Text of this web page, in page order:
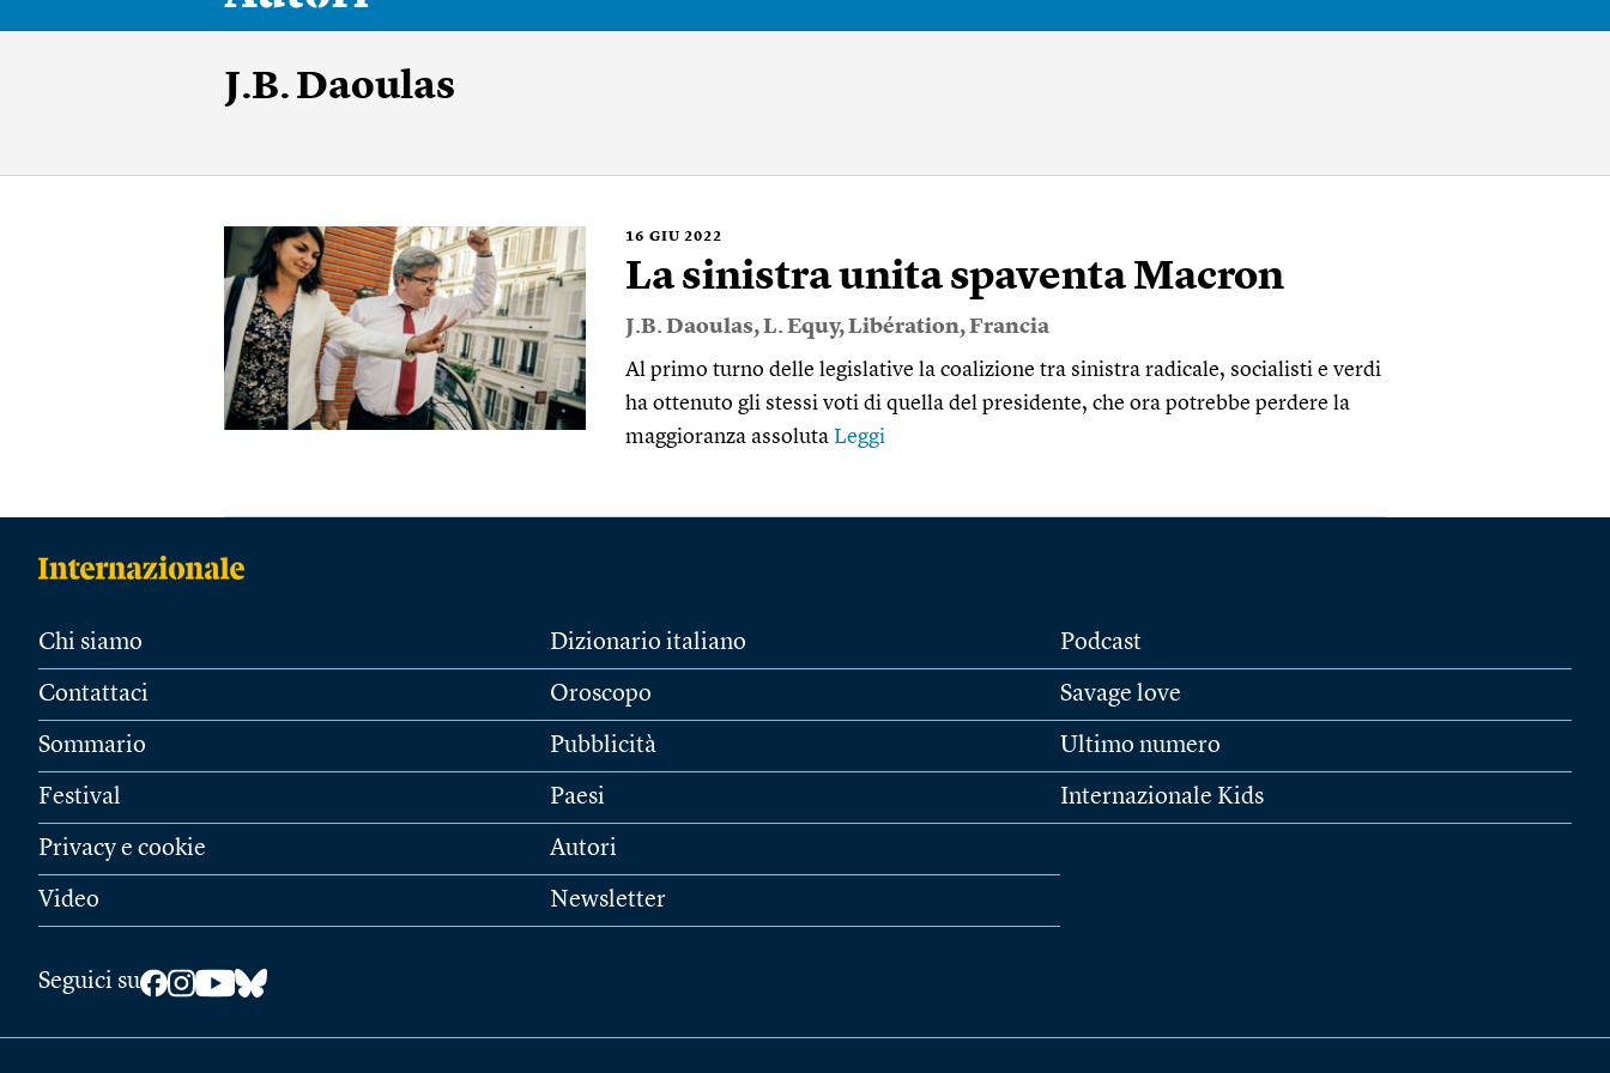
J.B. Daoulas
16 GIU 2022
La sinistra unita spaventa Macron
J.B. Daoulas,L. Equy,Libération,Francia
Al primo turno delle legislative la coalizione tra sinistra radicale, socialisti e verdi
ha ottenuto gli stessi voti di quella del presidente, che ora potrebbe perdere la
maggioranza assoluta Leggi
Chi siamo
Contattaci
Sommario
Festival
Privacy e cookie
Video
Dizionario italiano
Oroscopo
Pubblicità
Paesi
Autori
Newsletter
Podcast
Savage love
Ultimo numero
Internazionale Kids
Seguici su